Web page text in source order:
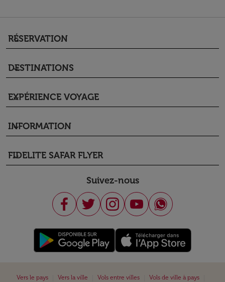
RÉSERVATION
keyboard_arrow_down
DESTINATIONS
keyboard_arrow_down
EXPÉRIENCE VOYAGE
keyboard_arrow_down
INFORMATION
keyboard_arrow_down
FIDELITE SAFAR FLYER
keyboard_arrow_down
Suivez-nous
Vers le pays Vers la ville Vols entre villes Vols de ville à pays